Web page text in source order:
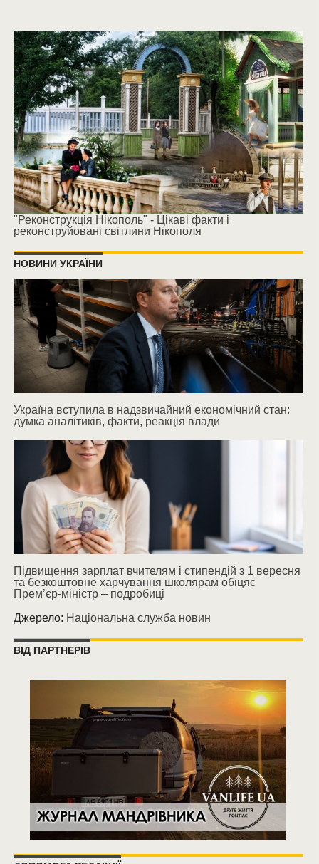
"Реконструкція Нікополь" - Цікаві факти і
реконструйовані світлини Нікополя
НОВИНИ УКРАЇНИ
Україна вступила в надзвичайний економічний стан:
думка аналітиків, факти, реакція влади
Підвищення зарплат вчителям і стипендій з 1 вересня
та безкоштовне харчування школярам обіцяє
Прем’єр-міністр – подробиці
Джерело: Національна служба новин
ВІД ПАРТНЕРІВ